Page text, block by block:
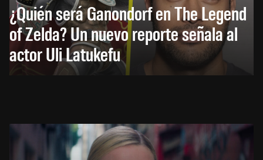
¿Quién será Ganondorf en The Legend
of Zelda? Un nuevo reporte señala al
actor Uli Latukefu